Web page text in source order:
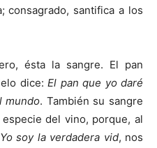
consagrado, santifica a los
ésta la sangre. El pan
dice: El pan que yo daré
mundo. También su sangre
del vino, porque, al
Yo soy la verdadera vid, nos